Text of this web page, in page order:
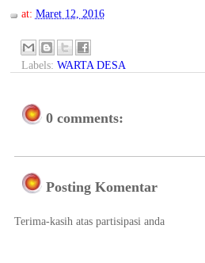
at: Maret 12, 2016
Labels: WARTA DESA
0 comments:
Posting Komentar
Terima-kasih atas partisipasi anda